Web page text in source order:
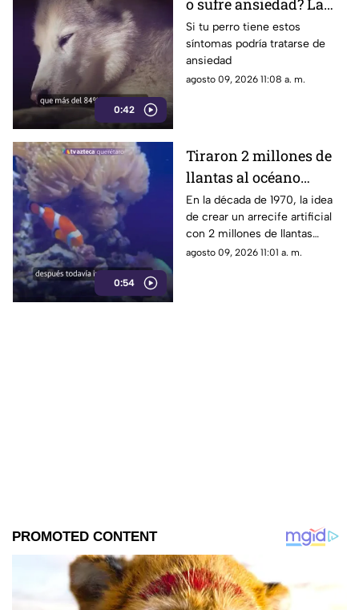
0:42
o sufre ansiedad? La
señal que la mayoría de
los dueños pasa por
alto
Si tu perro tiene estos
síntomas podría tratarse de
ansiedad
agosto 09, 2026 11:08 a. m.
0:54
Tiraron 2 millones de
llantas al océano
pensando que
ayudarían a la vida
marina; hoy luchan por
sacarlas
En la década de 1970, la idea
de crear un arrecife artificial
con 2 millones de llantas
parecía la solución perfecta
agosto 09, 2026 11:01 a. m.